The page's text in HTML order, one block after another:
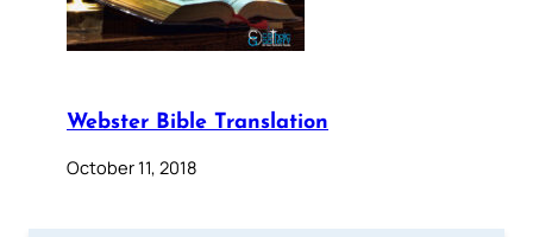
Webster Bible Translation
October 11, 2018